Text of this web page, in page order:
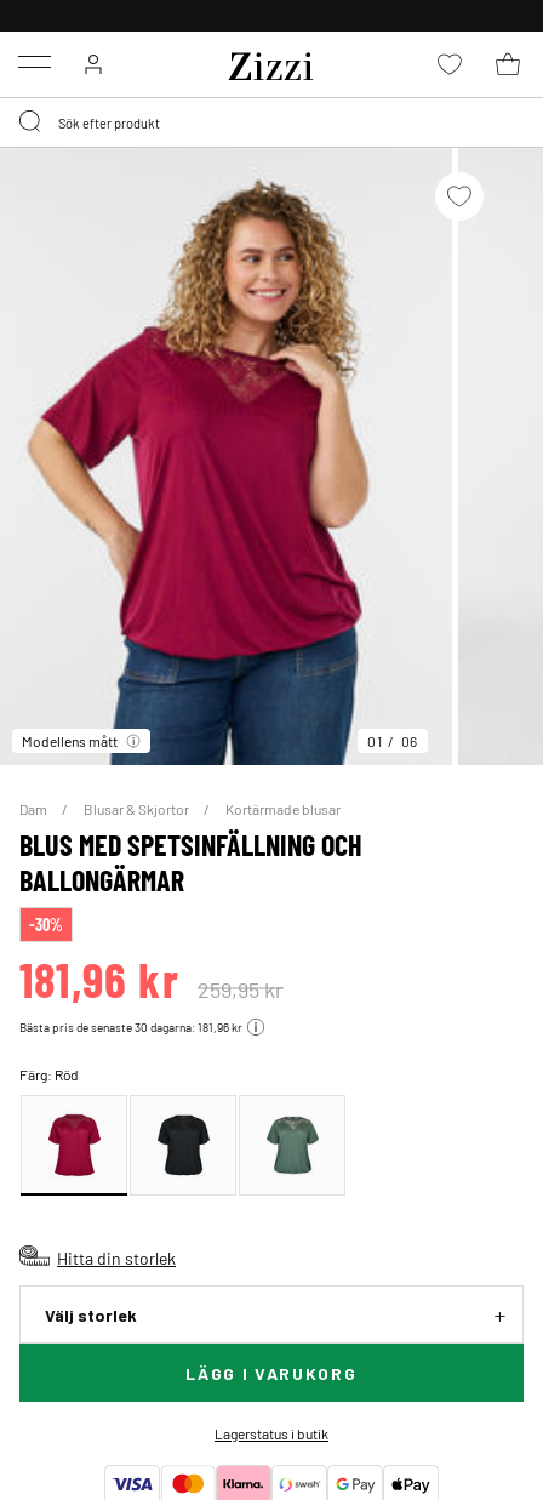
Menu
Modellens mått 01 06
Dam Blusar & Skjortor Kortärmade blusar
BLUS MED SPETSINFÄLLNING OCH
BALLONGÄRMAR
-30%
181,96 kr 259,95 kr
Bästa pris de senaste 30 dagarna: 181,96 kr
Färg: Röd
Hitta din storlek
Välj storlek
LÄGG I VARUKORG
Lagerstatus i butik